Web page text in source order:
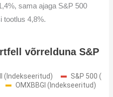
sama ajaga S&P 500
tootlus 4,8%.